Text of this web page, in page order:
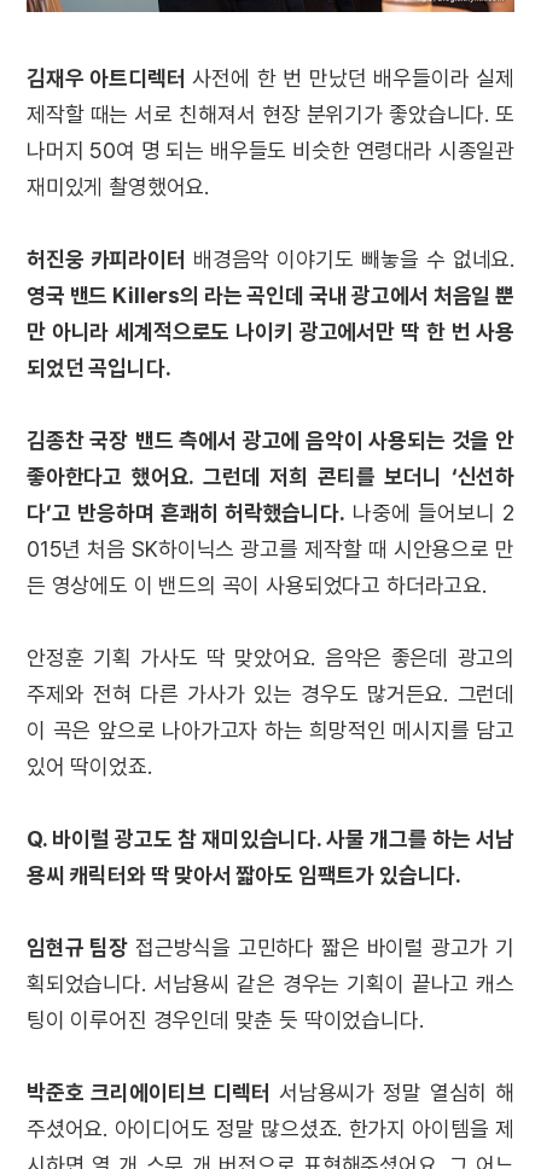
김재우 아트디렉터 사전에 한 번 만났던 배우들이라 실제
제작할 때는 서로 친해져서 현장 분위기가 좋았습니다. 또
나머지 50여 명 되는 배우들도 비슷한 연령대라 시종일관
재미있게 촬영했어요.
허진웅 카피라이터 배경음악 이야기도 빼놓을 수 없네요.
영국 밴드 Killers의 라는 곡인데 국내 광고에서 처음일 뿐
만 아니라 세계적으로도 나이키 광고에서만 딱 한 번 사용
되었던 곡입니다.
김종찬 국장 밴드 측에서 광고에 음악이 사용되는 것을 안
좋아한다고 했어요. 그런데 저희 콘티를 보더니 ‘신선하
다’고 반응하며 흔쾌히 허락했습니다. 나중에 들어보니 2
015년 처음 SK하이닉스 광고를 제작할 때 시안용으로 만
든 영상에도 이 밴드의 곡이 사용되었다고 하더라고요.
안정훈 기획 가사도 딱 맞았어요. 음악은 좋은데 광고의
주제와 전혀 다른 가사가 있는 경우도 많거든요. 그런데
이 곡은 앞으로 나아가고자 하는 희망적인 메시지를 담고
있어 딱이었죠.
Q. 바이럴 광고도 참 재미있습니다. 사물 개그를 하는 서남
용씨 캐릭터와 딱 맞아서 짧아도 임팩트가 있습니다.
임현규 팀장접근방식을 고민하다 짧은 바이럴 광고가 기
획되었습니다. 서남용씨 같은 경우는 기획이 끝나고 캐스
팅이 이루어진 경우인데 맞춘 듯 딱이었습니다.
박준호 크리에이티브 디렉터 서남용씨가 정말 열심히 해
주셨어요. 아이디어도 정말 많으셨죠. 한가지 아이템을 제